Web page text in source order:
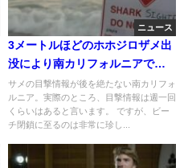
ニュース
3メートルほどのホホジロザメ出
没により南カリフォルニアで今
年3度目のビーチ閉鎖
サメの目撃情報が後を絶たない南カリフォ
ルニア。実際のところ、目撃情報は週一回
くらいはあると言います。 ですが、ビー
チ閉鎖に至るのは非常に珍し...